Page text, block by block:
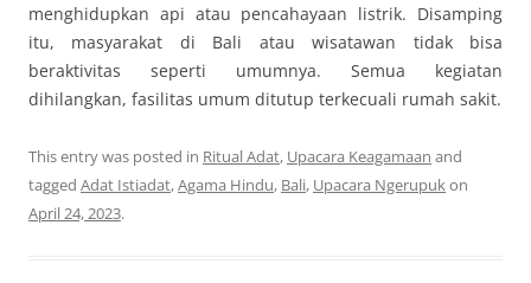
menghidupkan api atau pencahayaan listrik. Disamping
itu, masyarakat di Bali atau wisatawan tidak bisa
beraktivitas seperti umumnya. Semua kegiatan
dihilangkan, fasilitas umum ditutup terkecuali rumah sakit.
This entry was posted in Ritual Adat, Upacara Keagamaan and
tagged Adat Istiadat,Agama Hindu, Bali, Upacara Ngerupukon
April 24, 2023.